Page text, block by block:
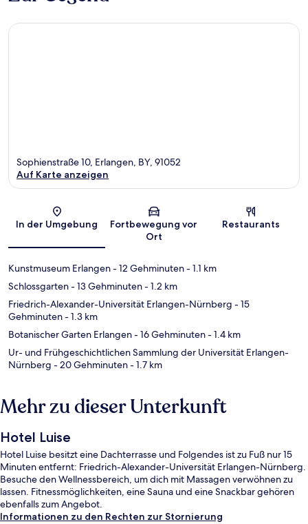
Karte
Sophienstraße 10, Erlangen, BY, 91052
Auf Karte anzeigen
In der Umgebung
Fortbewegung vor
Ort
Restaurants
Kunstmuseum Erlangen- 12 Gehminuten- 1.1 km
Schlossgarten- 13 Gehminuten- 1.2 km
Friedrich-Alexander-Universität Erlangen-Nürnberg - 15
Gehminuten- 1.3 km
Botanischer Garten Erlangen- 16 Gehminuten- 1.4 km
Ur- und Frühgeschichtlichen Sammlung der Universität Erlangen-
Nürnberg - 20 Gehminuten- 1.7 km
Mehr zu dieser Unterkunft
Hotel Luise
Hotel Luise besitzt eine Dachterrasse und Folgendes ist zu Fuß nur 15
Minuten entfernt: Friedrich-Alexander-Universität Erlangen-Nürnberg.
Besuche den Wellnessbereich, um dich mit Massagen verwöhnen zu
lassen. Fitnessmöglichkeiten, eine Sauna und eine Snackbar gehören
ebenfalls zum Angebot.
Informationen zu den Rechten zur Stornierung